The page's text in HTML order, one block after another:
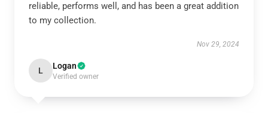
reliable, performs well, and has been a great addition
to my collection.
Nov 29, 2024
L Logan
Verified owner